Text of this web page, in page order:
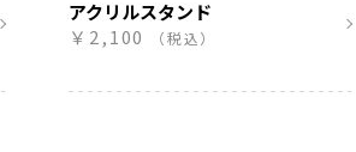
アクリルスタンド
￥2,100
（税込）